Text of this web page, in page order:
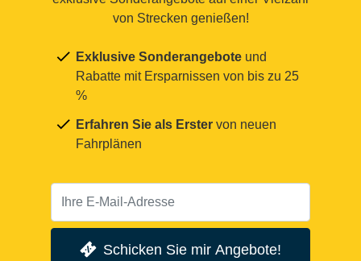
von Strecken genießen!
Exklusive Sonderangebote und
Rabatte mit Ersparnissen von bis zu 25
%
Erfahren Sie als Erster von neuen
Fahrplänen
Schicken Sie mir Angebote!